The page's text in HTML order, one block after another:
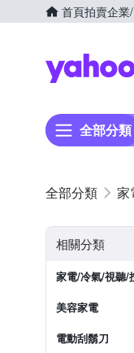
首頁拍賣企業
全部分類
家
相關分類
家電/冷氣/視聽/
美容家電
電動刮鬍刀